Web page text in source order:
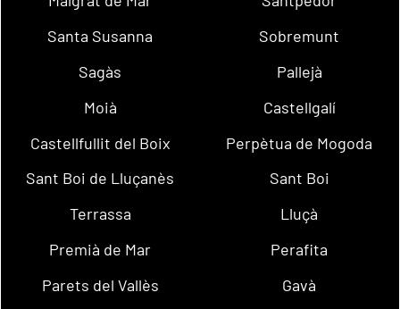
Santa Susanna
Sobremunt
Sagàs
Pallejà
Moià
Castellgalí
Castellfullit del Boix
Perpètua de Mogoda
Sant Boi de Lluçanès
Sant Boi
Terrassa
Lluçà
Premià de Mar
Perafita
Parets del Vallès
Gavà